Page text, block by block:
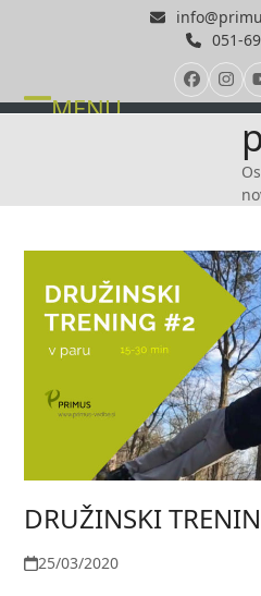
051-
Facebook
MENU
Open
Close
DRUŽINSKI
25/03/2020